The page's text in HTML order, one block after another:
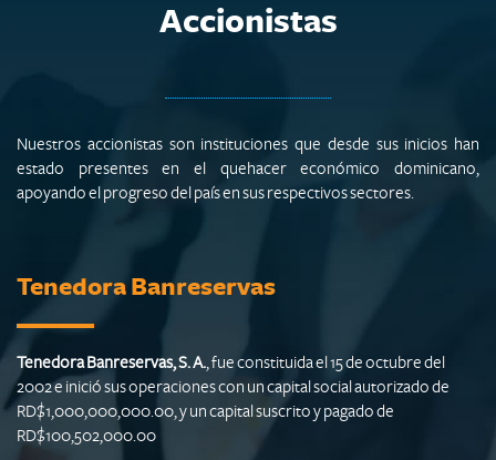
Accionistas
Nuestros accionistas son instituciones que desde sus inicios han
estado presentes en el quehacer económico dominicano,
apoyando el progreso del país en sus respectivos sectores.
Tenedora Banreservas
Tenedora Banreservas, S. A., fue constituida el 15 de octubre del
2002 e inició sus operaciones con un capital social autorizado de
RD$1,000,000,000.00, y un capital suscrito y pagado de
RD$100,502,000.00